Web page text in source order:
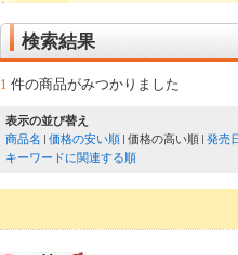
検索結果
1 件の商品がみつかりました
表示の並び替え
商品名
価格の安い順 価格の高い順 発売
キーワードに関連する順